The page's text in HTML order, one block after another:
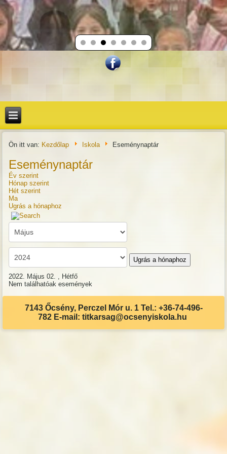
Ön itt van: Kezdőlap Iskola Eseménynaptár
Eseménynaptár
Év szerint
Hónap szerint
Hét szerint
Ma
Ugrás a hónaphoz
Ugrás a hónaphoz
2022. Május 02. , Hétfő
Nem találhatóak események
7143 Őcsény, Perczel Mór u. 1 Tel.: +36-74-496-
782 E-mail: titkarsag@ocsenyiskola.hu